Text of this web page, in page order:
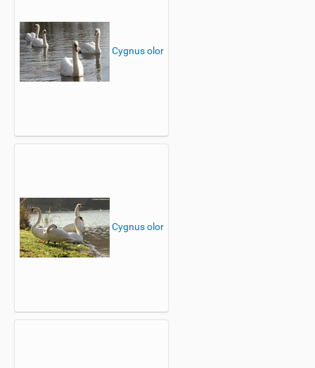
Cygnus olor
Cygnus olor